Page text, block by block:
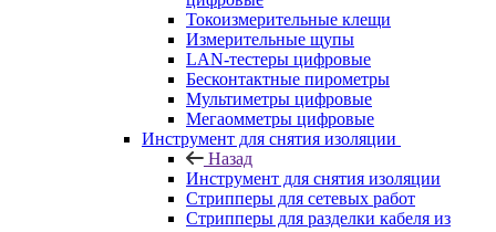
Токоизмерительные клещи
Измерительные щупы
LAN-тестеры цифровые
Бесконтактные пирометры
Мультиметры цифровые
Мегаомметры цифровые
Инструмент для снятия изоляции
Назад
Инструмент для снятия изоляции
Стрипперы для сетевых работ
Стрипперы для разделки кабеля из